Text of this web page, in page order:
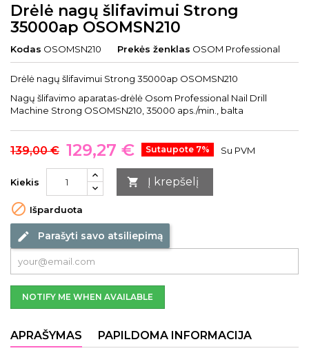
Drėlė nagų šlifavimui Strong
35000ap OSOMSN210
Kodas OSOMSN210 Prekės ženklas OSOM Professional
Drėlė nagų šlifavimui Strong 35000ap OSOMSN210
Nagų šlifavimo aparatas-drėlė Osom Professional Nail Drill
Machine Strong OSOMSN210, 35000 aps./min., balta
139,00 € 129,27 € Sutaupote 7% Su PVM
Kiekis  Į krepšelį
 Išparduota
edit Parašyti savo atsiliepimą
NOTIFY ME WHEN AVAILABLE
APRAŠYMAS PAPILDOMA INFORMACIJA